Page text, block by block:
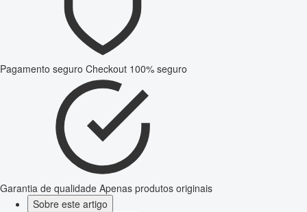
Pagamento seguro Checkout 100% seguro
Garantia de qualidade Apenas produtos originais
Sobre este artigo